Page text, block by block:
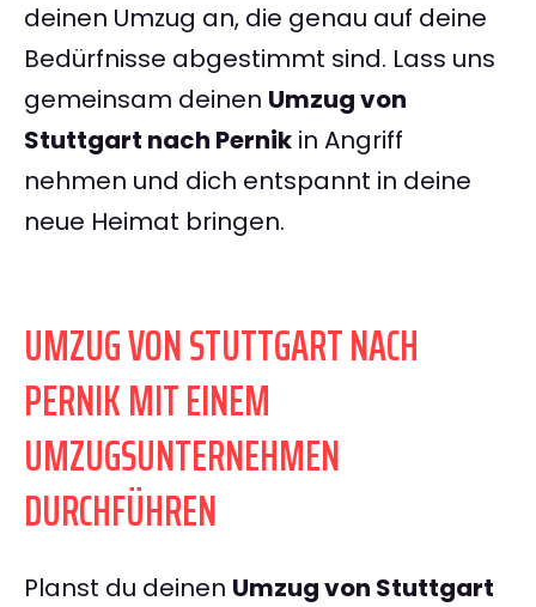
deinen Umzug an, die genau auf deine
Bedürfnisse abgestimmt sind. Lass uns
gemeinsam deinen Umzug von
Stuttgart nach Pernik in Angriff
nehmen und dich entspannt in deine
neue Heimat bringen.
UMZUG VON STUTTGART NACH
PERNIK MIT EINEM
UMZUGSUNTERNEHMEN
DURCHFÜHREN
Planst du deinen Umzug von Stuttgart